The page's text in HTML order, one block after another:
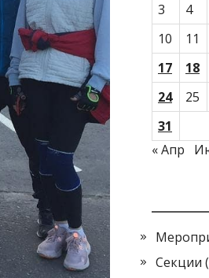
3
4
10
11
17
18
24
25
31
« Апр
Секции